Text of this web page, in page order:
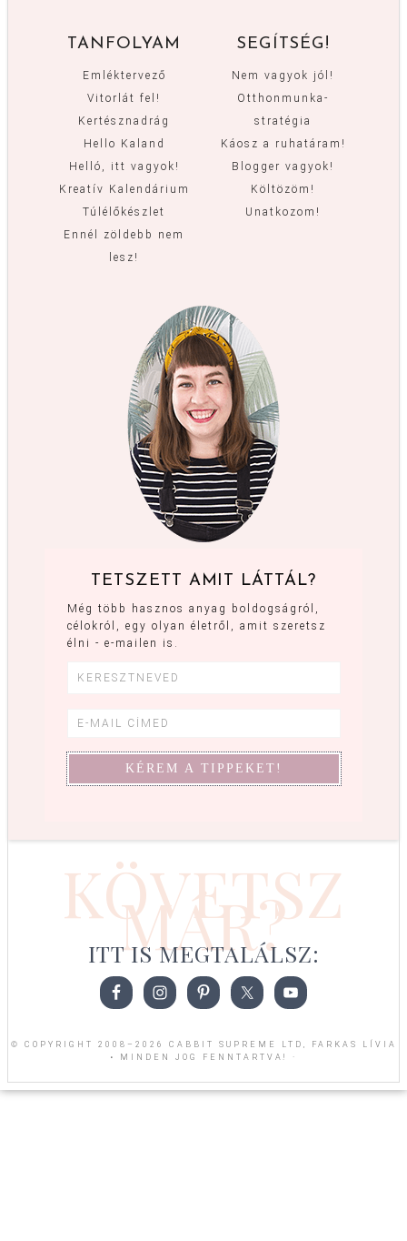
TANFOLYAM
Emléktervező
Vitorlát fel!
Kertésznadrág
Hello Kaland
Helló, itt vagyok!
Kreatív Kalendárium
Túlélőkészlet
Ennél zöldebb nem
lesz!
SEGÍTSÉG!
Nem vagyok jól!
Otthonmunka-
stratégia
Káosz a ruhatáram!
Blogger vagyok!
Költözöm!
Unatkozom!
TETSZETT AMIT LÁTTÁL?
Még több hasznos anyag boldogságról,
célokról, egy olyan életről, amit szeretsz
élni - e-mailen is.
KÖVETSZ
MÁR?
ITT IS MEGTALÁLSZ:
© COPYRIGHT 2008–2026 CABBIT SUPREME LTD, FARKAS LÍVIA
• MINDEN JOG FENNTARTVA! ·